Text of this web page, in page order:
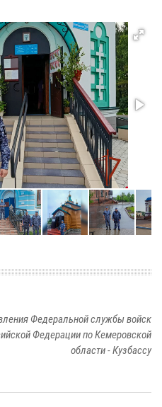
Федеральной службы войск
Федерации по Кемеровской
области - Кузбассу